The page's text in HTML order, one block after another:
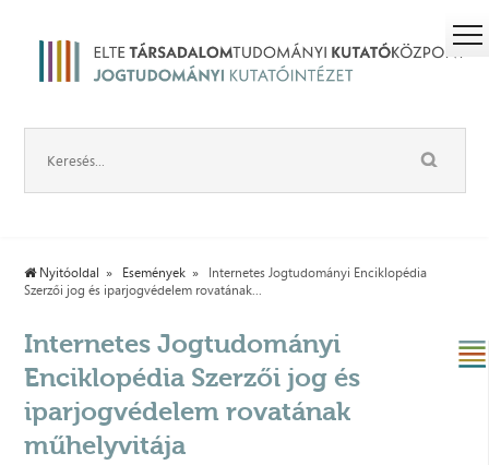
Nyitóoldal Események
Internetes Jogtudományi Enciklopédia
Szerzői jog és iparjogvédelem rovatának...
Internetes Jogtudományi
Enciklopédia Szerzői jog és
iparjogvédelem rovatának
műhelyvitája